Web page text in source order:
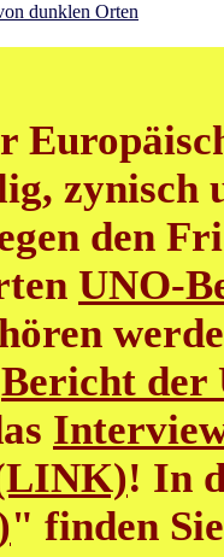
dunklen Orten
zynisch
den
UNO-
Bericht der
! In
" finden